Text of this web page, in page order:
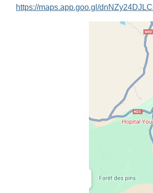
https://maps.app.goo.gl/